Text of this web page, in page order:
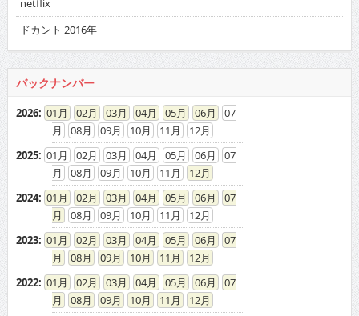
netflix
ドカント 2016年
バックナンバー
2026: 01 02 03 04 05 06
07
08
09 10 11
12
2025: 01 02 03 04 05 06
07
08
09 10 11
12
2024: 01 02 03 04 05 06
07
08
09 10 11
12
2023: 01 02 03 04 05 06
07
08
09 10 11
12
2022: 01 02 03 04 05 06
07
08
09 10 11
12